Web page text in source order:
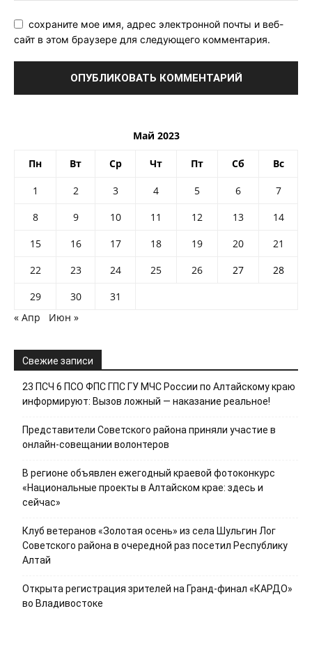
сохраните мое имя, адрес электронной почты и веб-
сайт в этом браузере для следующего комментария.
Май 2023
Пн Вт Ср Чт Пт Сб Вс
1 2 3 4 5 6
7
8
9 10 11 12 13
14
15
16 17 18 19 20
21
22
23 24 25 26 27
28
29
30
31
« Апр
Июн »
Свежие записи
23 ПСЧ 6 ПСО ФПС ГПС ГУ МЧС России по Алтайскому краю
информируют: Вызов ложный — наказание реальное!
Представители Советского района приняли участие в
онлайн-совещании волонтеров
В регионе объявлен ежегодный краевой фотоконкурс
«Национальные проекты в Алтайском крае: здесь и
сейчас»
Клуб ветеранов «Золотая осень» из села Шульгин Лог
Советского района в очередной раз посетил Республику
Алтай
Открыта регистрация зрителей на Гранд-финал «КАРДО»
во Владивостоке